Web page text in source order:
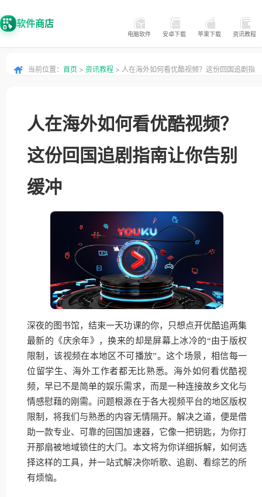
软件商店
电脑软件 安卓下载 苹果下载 资讯教程
当前位置： 首页 > 资讯教程 > 人在海外如何看优酷视频？这份回国追剧指
人在海外如何看优酷视频？
这份回国追剧指南让你告别
缓冲
深夜的图书馆，结束一天功课的你，只想点开优酷追两集
最新的《庆余年》，换来的却是屏幕上冰冷的“由于版权
限制，该视频在本地区不可播放”。这个场景，相信每一
位留学生、海外工作者都无比熟悉。海外如何看优酷视
频，早已不是简单的娱乐需求，而是一种连接故乡文化与
情感慰藉的刚需。问题根源在于各大视频平台的地区版权
限制，将我们与熟悉的内容无情隔开。解决之道，便是借
助一款专业、可靠的回国加速器，它像一把钥匙，为你打
开那扇被地域锁住的大门。本文将为你详细拆解，如何选
择这样的工具，并一站式解决你听歌、追剧、看综艺的所
有烦恼。